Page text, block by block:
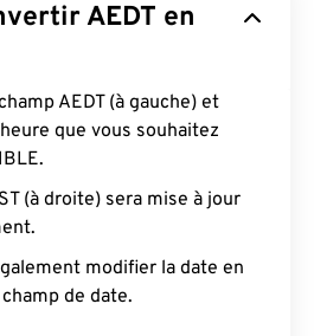
AEDT en
AEDT (à gauche) et
que vous souhaitez
(à droite) sera mise à jour
modifier la date en
de date.